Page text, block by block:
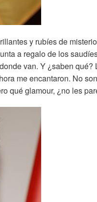
y rubíes de
a regalo de los
van. Y ¿saben qué?
me encantaron. No
qué glamour, ¿no les